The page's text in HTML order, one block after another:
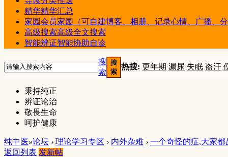
精华精华汇总
家园会员家园（可自建博客、相册、记录心情、广播、
高级搜索高级全文搜索
智能辨证智能协助自诊
搜
索
搜
索
热搜: 更年期 漏尿 失眠 盗汗
秉持纯正
辨证论治
敬畏生命
呵护健康
纯中医»论坛 › 理论学习专区 › 内外杂难 › 一个奇怪的症,大家都
返回列表 发新帖